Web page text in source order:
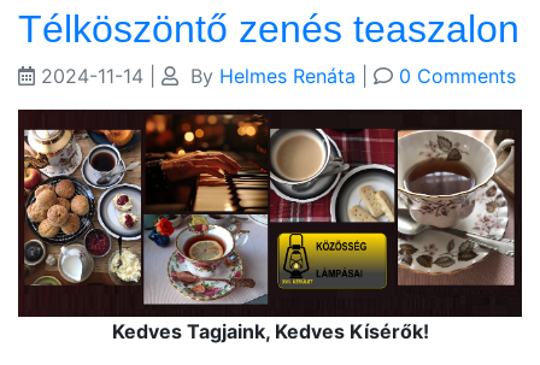
Télköszöntő zenés teaszalon
2024-11-14 By Helmes Renáta 0 Comments
Kedves Tagjaink, Kedves Kísérők!